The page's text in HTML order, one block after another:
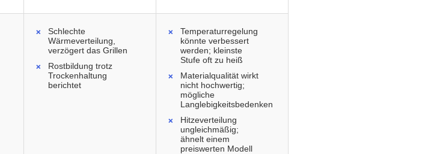
Schlechte
Wärmeverteilung,
verzögert das Grillen
Rostbildung trotz
Trockenhaltung
berichtet
Temperaturregelung
könnte verbessert
werden; kleinste
Stufe oft zu heiß
Materialqualität wirkt
nicht hochwertig;
mögliche
Langlebigkeitsbedenken
Hitzeverteilung
ungleichmäßig;
ähnelt einem
preiswerten Modell